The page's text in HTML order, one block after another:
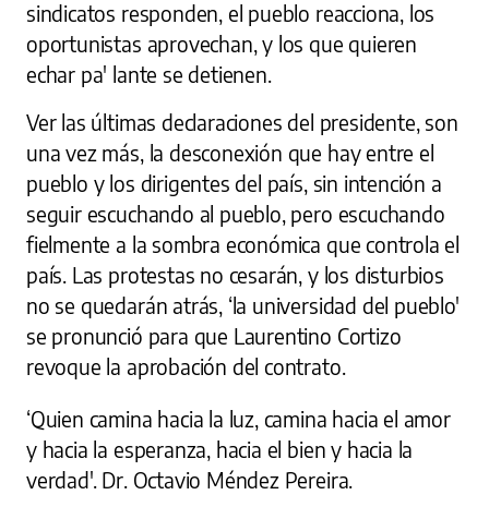
sindicatos responden, el pueblo reacciona, los
oportunistas aprovechan, y los que quieren
echar pa' lante se detienen.
Ver las últimas declaraciones del presidente, son
una vez más, la desconexión que hay entre el
pueblo y los dirigentes del país, sin intención a
seguir escuchando al pueblo, pero escuchando
fielmente a la sombra económica que controla el
país. Las protestas no cesarán, y los disturbios
no se quedarán atrás, ‘la universidad del pueblo'
se pronunció para que Laurentino Cortizo
revoque la aprobación del contrato.
‘Quien camina hacia la luz, camina hacia el amor
y hacia la esperanza, hacia el bien y hacia la
verdad'. Dr. Octavio Méndez Pereira.